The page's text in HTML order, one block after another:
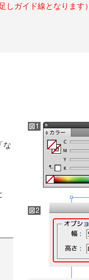
しガイド線となります）
な